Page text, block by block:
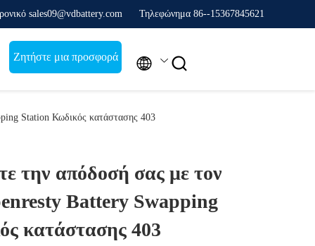
sales09@vdbattery.com Τηλεφώνημα 86--15367845621
Ζητήστε μια προσφορά  
Station Κωδικός κατάστασης 403
την απόδοσή σας με τον
Battery Swapping
κατάστασης 403